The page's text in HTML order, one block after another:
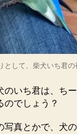
として、柴犬いち君の
のいち君は、ちー
のでしょう？
写真とかで、犬